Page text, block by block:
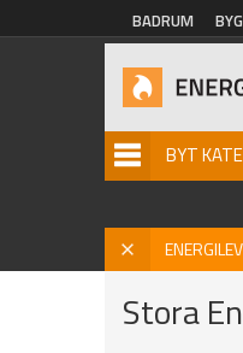
Hoppa till huvudinnehåll
BADRUM
BYT
Hem »
Stora